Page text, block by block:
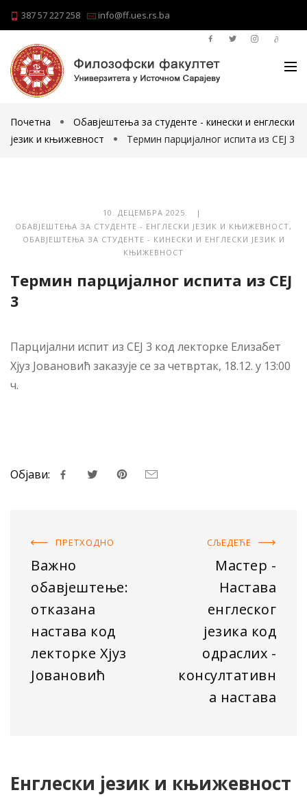
387 57 227 258 info@ff.ues.rs.ba
Почетна
Обавјештења за студенте - кинески и енглески
језик и књижевност
Термин парцијалног испита из СЕЈ 3
10. ДЕЦЕМБРА 2025. |
ОБАВЈЕШТЕЊА ЗА СТУДЕНТЕ - ЕНГЛЕСКИ ЈЕЗИК И КЊИЖЕВНОСТ,
ОБАВЈЕШТЕЊА ЗА СТУДЕНТЕ - КИНЕСКИ И ЕНГЛЕСКИ ЈЕЗИК И
КЊИЖЕВНОСТ
Термин парцијалног испита из СЕЈ
3
Парцијални испит из СЕЈ 3 код лекторке Елизабет
Хјуз Јовановић заказује се за четвртак, 18.12. у 13:00
ч.
Објави:
ПРЕТХОДНO
Важно
обавјештење:
отказана
настава код
лекторке Хјуз
Јовановић
СЉЕДЕЋE
Мастер -
Настава
енглеског
језика код
одраслих -
консултативн
а настава
Енглески језик и књижевност